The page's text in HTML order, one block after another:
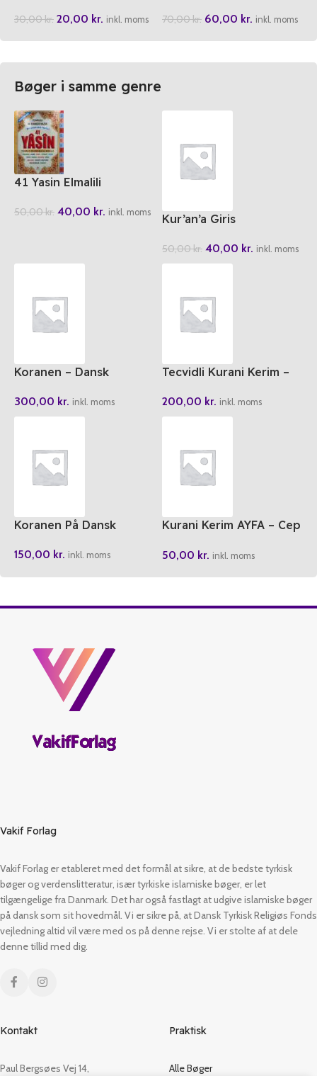
30,00kr. 20,00 kr. inkl. moms 70,00kr. 60,00 kr. inkl. moms
Bøger i samme genre
41 Yasin Elmalili
– Merve Yayinlar Cami
50,00kr. 40,00 kr. inkl. moms Kur’an’a Giris
50,00kr. 40,00 kr. inkl. moms
Koranen – Dansk
Arabisk Tekst
300,00 kr. inkl. moms
Tecvidli Kurani Kerim –
200,00 kr. inkl. moms
Koranen På Dansk
150,00 kr. inkl. moms
Kurani Kerim AYFA – Cep
50,00 kr. inkl. moms
Vakif Forlag
Vakif Forlag er etableret med det formål at sikre, at de bedste tyrkisk
bøger og verdenslitteratur, især tyrkiske islamiske bøger, er let
tilgængelige fra Danmark. Det har også fastlagt at udgive islamiske bøger
på dansk som sit hovedmål. Vi er sikre på, at Dansk Tyrkisk Religiøs Fonds
vejledning altid vil være med os på denne rejse. Vi er stolte af at dele
denne tillid med dig.
Kontakt
Paul Bergsøes Vej 14,
Praktisk
Alle Bøger